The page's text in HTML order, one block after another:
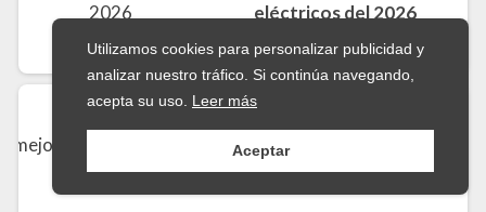
eléctricos del 2026
Los mejores triciclos para
bebé del 2026
Utilizamos cookies para personalizar publicidad y
analizar nuestro tráfico. Si continúa navegando,
acepta su uso. Leer más
Aceptar